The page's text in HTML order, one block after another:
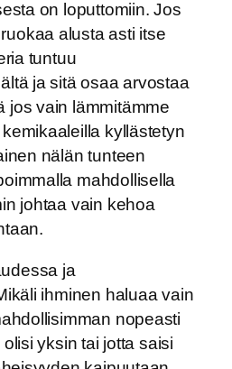
on loputtomiin. Jos
alusta asti itse
tuntuu
ja sitä osaa arvostaa
jos vain lämmitämme
kyllästetyn
nälän tunteen
mahdollisella
johtaa vain kehoa
ja
ihminen haluaa vain
nopeasti
yksin tai jotta saisi